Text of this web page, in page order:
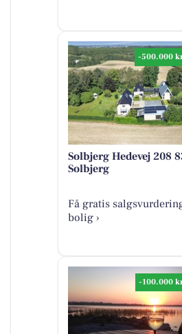
-500.000
Solbjerg Hedevej 208
Solbjerg
Få gratis
bolig ›
-100.000